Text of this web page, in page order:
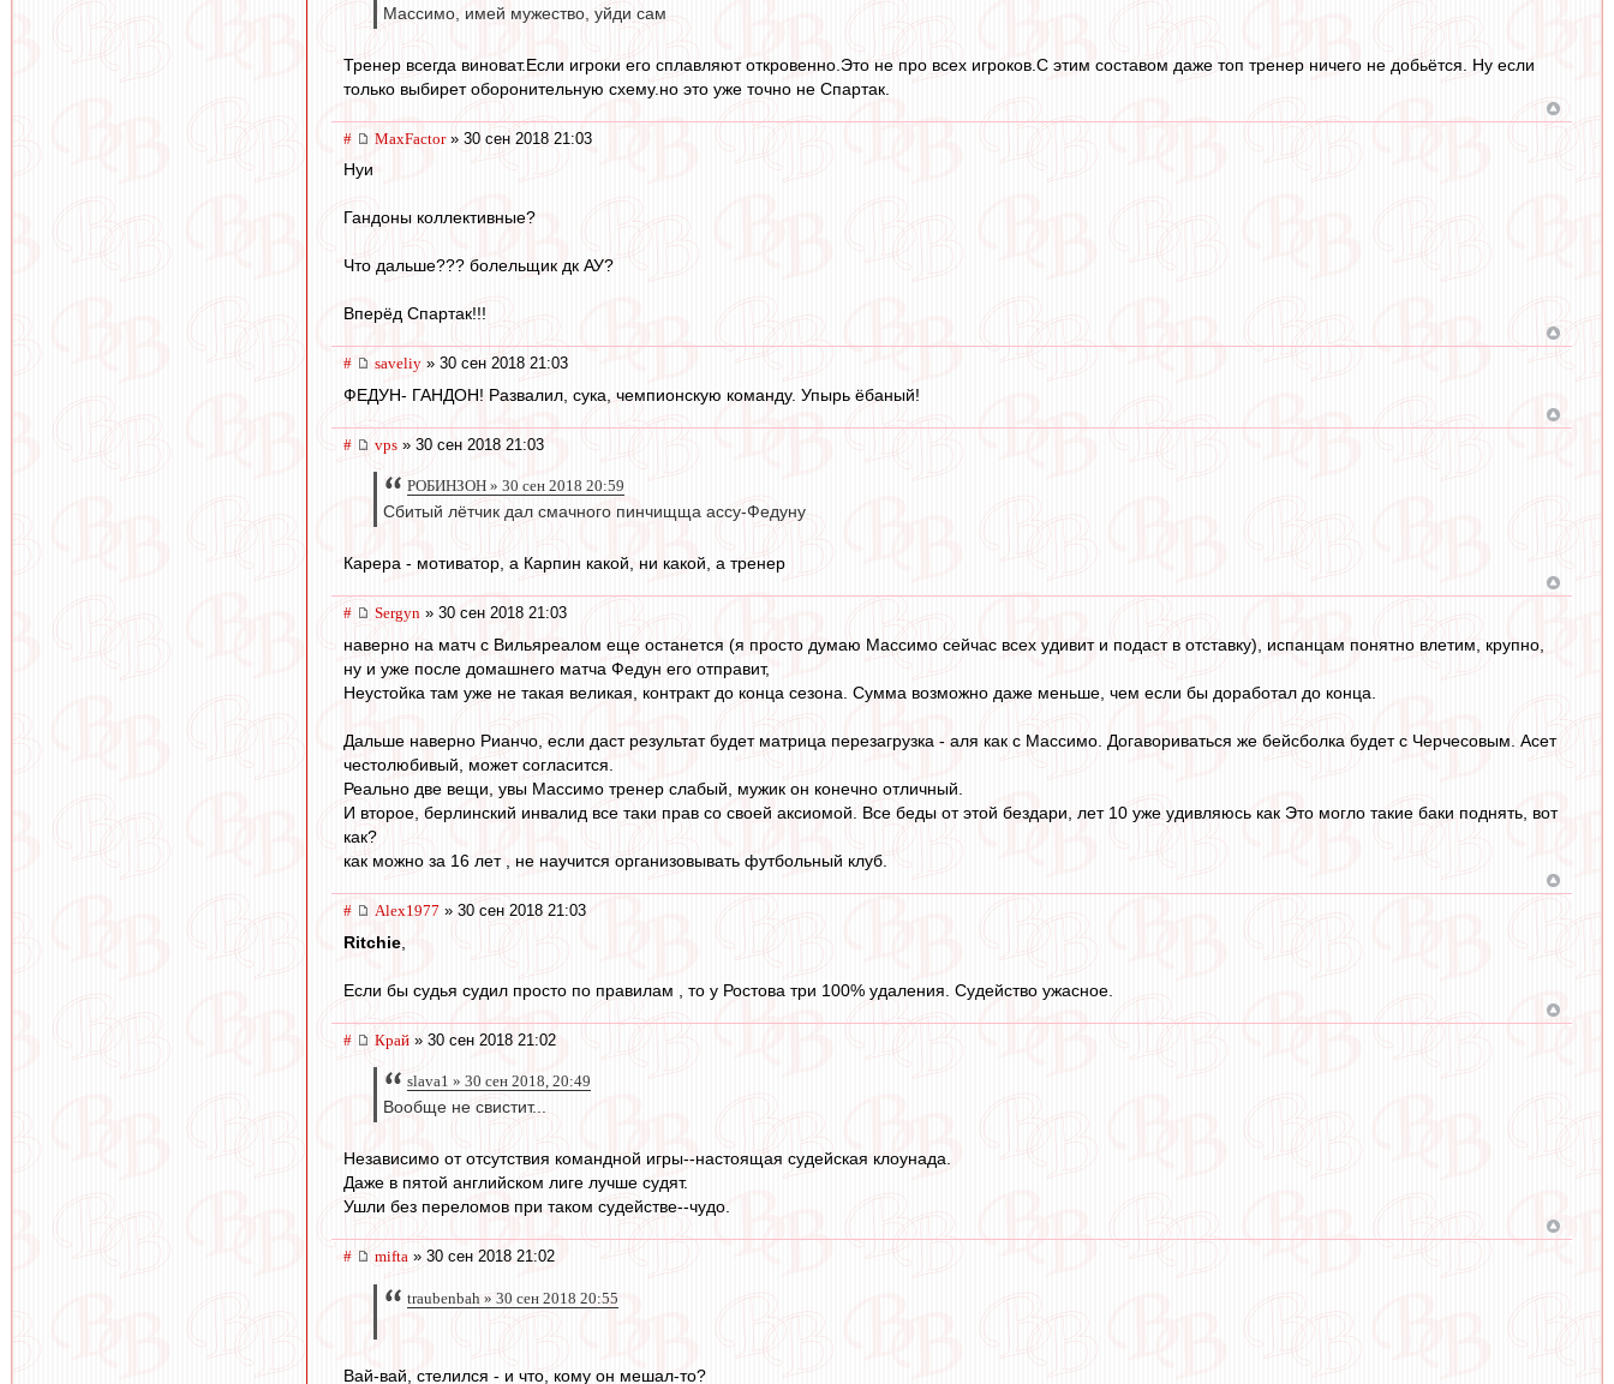
Массимо, имей мужество, уйди сам
Тренер всегда виноват.Если игроки его сплавляют откровенно.Это не про всех игроков.С этим составом даже топ тренер ничего не добьётся. Ну если
только выбирет оборонительную схему.но это уже точно не Спартак.
# MaxFactor» 30 сен 2018 21:03
Нуи
Гандоны коллективные?
Что дальше??? болельщик дк АУ?
Вперёд Спартак!!!
# saveliy » 30 сен 2018 21:03
ФЕДУН- ГАНДОН! Развалил, сука, чемпионскую команду. Упырь ёбаный!
# vps » 30 сен 2018 21:03
РОБИНЗОН » 30 сен 2018 20:59
Сбитый лётчик дал смачного пинчищща ассу-Федуну
Карера - мотиватор, а Карпин какой, ни какой, а тренер
# Sergyn » 30 сен 2018 21:03
наверно на матч с Вильяреалом еще останется (я просто думаю Массимо сейчас всех удивит и подаст в отставку), испанцам понятно влетим, крупно,
ну и уже после домашнего матча Федун его отправит,
Неустойка там уже не такая великая, контракт до конца сезона. Сумма возможно даже меньше, чем если бы доработал до конца.
Дальше наверно Рианчо, если даст результат будет матрица перезагрузка - аля как с Массимо. Догавориваться же бейсболка будет с Черчесовым. Асет
честолюбивый, может согласится.
Реально две вещи, увы Массимо тренер слабый, мужик он конечно отличный.
И второе, берлинский инвалид все таки прав со своей аксиомой. Все беды от этой бездари, лет 10 уже удивляюсь как Это могло такие баки поднять, вот
как?
как можно за 16 лет , не научится организовывать футбольный клуб.
# Alex1977 » 30 сен 2018 21:03
Ritchie
Если бы судья судил просто по правилам , то у Ростова три 100% удаления. Судейство ужасное.
# Край » 30 сен 2018 21:02
slava1 » 30 сен 2018, 20:49
Вообще не свистит...
Независимо от отсутствия командной игры--настоящая судейская клоунада.
Даже в пятой английском лиге лучше судят.
Ушли без переломов при таком судействе--чудо.
# mifta » 30 сен 2018 21:02
traubenbah » 30 сен 2018 20:55
Вай-вай, стелился - и что, кому он мешал-то?